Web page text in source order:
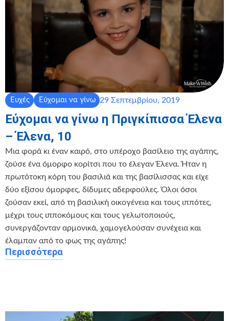
Ευχές Εύχομαι να γίνω 29 Σεπτεμβρίου, 2019
Εύχομαι να γίνω η Πριγκίπισσα Έλενα
– Έλενα, 10
Μια φορά κι έναν καιρό, στο υπέροχο βασίλειο της αγάπης,
ζούσε ένα όμορφο κορίτσι που το έλεγαν Έλενα. Ήταν η
πρωτότοκη κόρη του βασιλιά και της βασίλισσας και είχε
δύο εξίσου όμορφες, δίδυμες αδερφούλες. Όλοι όσοι
ζούσαν εκεί, από τη βασιλική οικογένεια και τους ιππότες,
μέχρι τους ιπποκόμους και τους γελωτοποιούς,
συνεργάζονταν αρμονικά, χαμογελούσαν συνέχεια και
έλαμπαν από το φως της αγάπης!
Περισσότερα